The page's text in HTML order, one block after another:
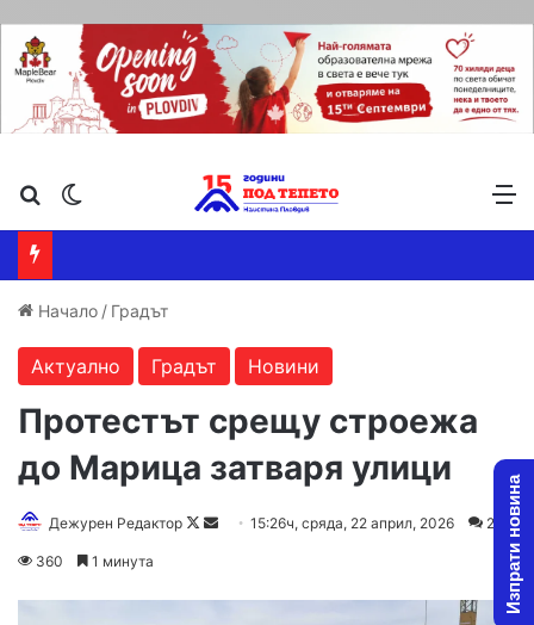
Търсене ...
Начало / Градът
Актуално Градът Новини
Протестът срещу строежа
до Марица затваря улици
Дежурен Редактор
Follow
Send15:26ч, сряда, 22 април, 2026 2
360 1 минута Изпрати новина